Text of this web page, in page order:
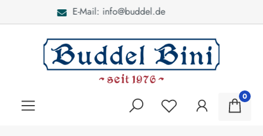
Bei Fragen: 040 - 46 28 52
0